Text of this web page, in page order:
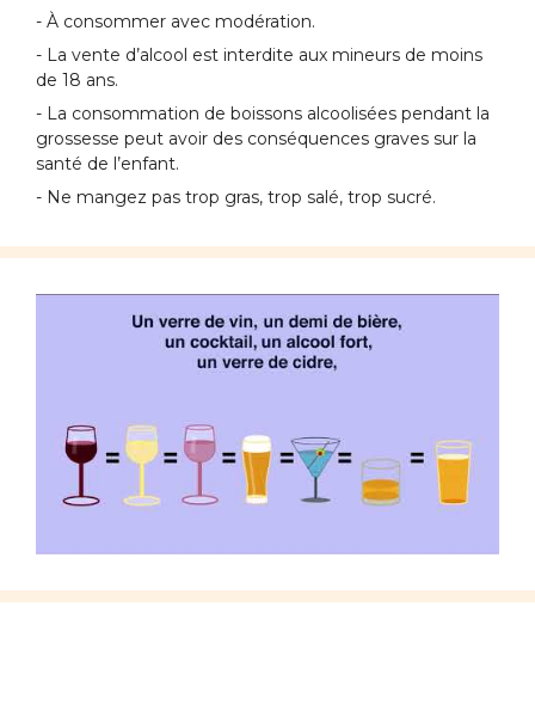
- À consommer avec modération.
- La vente d’alcool est interdite aux mineurs de moins
de 18 ans.
- La consommation de boissons alcoolisées pendant la
grossesse peut avoir des conséquences graves sur la
santé de l’enfant.
- Ne mangez pas trop gras, trop salé, trop sucré.